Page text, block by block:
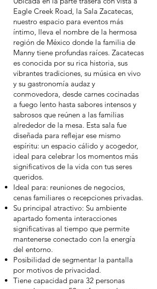
Eagle Creek Road, la Sala Zacatecas,
nuestro espacio para eventos más
íntimo, lleva el nombre de la hermosa
región de México donde la familia de
Manny tiene profundas raíces. Zacatecas
es conocida por su rica historia, sus
vibrantes tradiciones, su música en vivo
y su gastronomía audaz y
conmovedora, desde carnes cocinadas
a fuego lento hasta sabores intensos y
sabrosos que reúnen a las familias
alrededor de la mesa. Esta sala fue
diseñada para reflejar ese mismo
espíritu: un espacio cálido y acogedor,
ideal para celebrar los momentos más
significativos de la vida con tus seres
queridos.
Ideal para: reuniones de negocios,
cenas familiares o recepciones privadas.
Su principal atractivo: Su ambiente
apartado fomenta interacciones
significativas al tiempo que permite
mantenerse conectado con la energía
del entorno.
Posibilidad de segmentar la pantalla
por motivos de privacidad.
Tiene capacidad para 32 personas